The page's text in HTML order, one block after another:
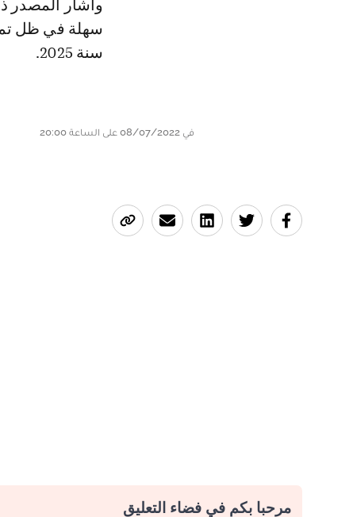
وأشار المصدر
سهلة في ظل
سنة 2025.
في 08/07/2022 على الساعة 20:00
مرحبا بكم في فضاء التعليق